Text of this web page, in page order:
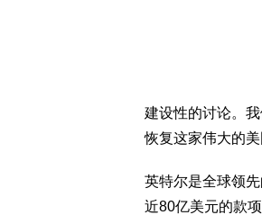
建设性的讨论。
恢复这家伟大的
英特尔是全球领
近80亿美元的款